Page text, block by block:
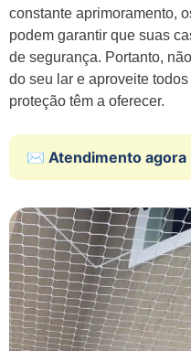
constante aprimoramento,
podem garantir que suas
de segurança. Portanto,
do seu lar e aproveite
proteção têm a oferecer.
✉️ Atendimento agora